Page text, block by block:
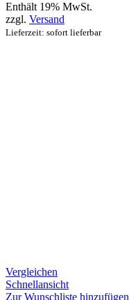
Enthält 19% MwSt.
zzgl. Versand
Lieferzeit: sofort lieferbar
Vergleichen
Schnellansicht
Zur Wunschliste hinzufügen